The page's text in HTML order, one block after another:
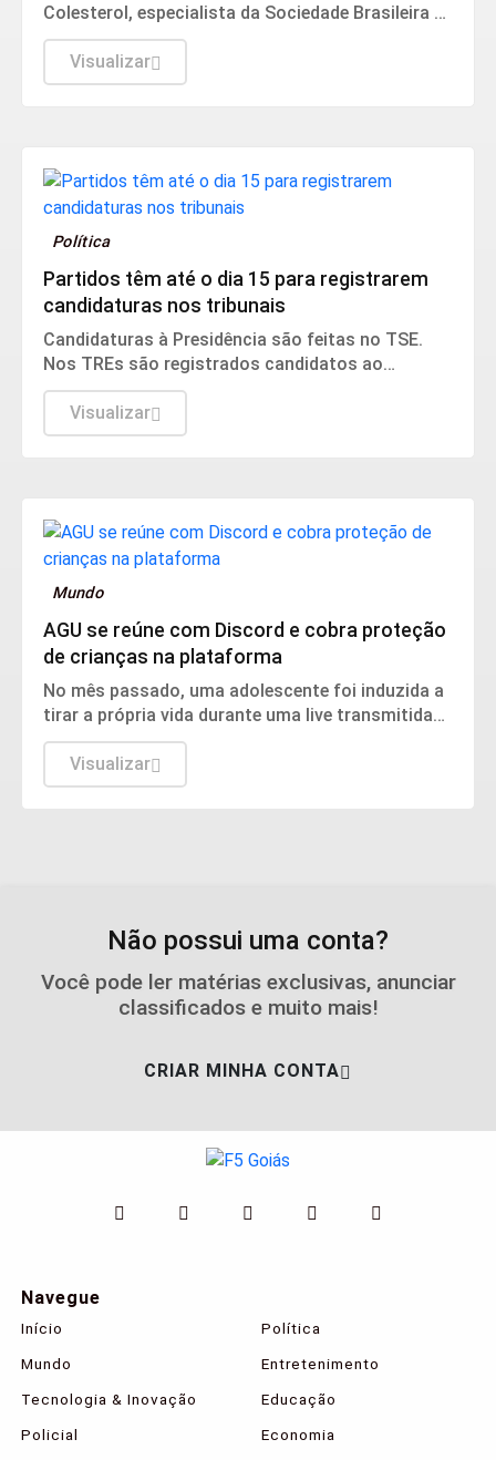
Colesterol, especialista da Sociedade Brasileira de
Cardiologia recomenda exame preventivo aos 10
anos, alimentação equilibrada e atividade física.
Também alerta para os riscos da interrupção do
Visualizar
Política
Partidos têm até o dia 15 para registrarem
candidaturas nos tribunais
Candidaturas à Presidência são feitas no TSE.
Nos TREs são registrados candidatos ao
governo estadual, Senado, Câmara dos
Deputados e assembleias estaduais e distrital.
Visualizar
Mundo
AGU se reúne com Discord e cobra proteção
de crianças na plataforma
No mês passado, uma adolescente foi induzida a
tirar a própria vida durante uma live transmitida
pela plataforma
Visualizar
Não possui uma conta?
Você pode ler matérias exclusivas, anunciar
classificados e muito mais!
CRIAR MINHA CONTA
Navegue
Início
Política
Mundo
Entretenimento
Tecnologia & Inovação
Educação
Policial
Economia